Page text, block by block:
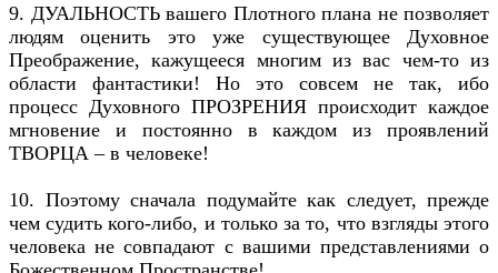
9. ДУАЛЬНОСТЬ вашего Плотного плана не позволяет
людям оценить это уже существующее Духовное
Преображение, кажущееся многим из вас чем-то из
области фантастики! Но это совсем не так, ибо
процесс Духовного ПРОЗРЕНИЯ происходит каждое
мгновение и постоянно в каждом из проявлений
ТВОРЦА – в человеке!
10. Поэтому сначала подумайте как следует, прежде
чем судить кого-либо, и только за то, что взгляды этого
человека не совпадают с вашими представлениями о